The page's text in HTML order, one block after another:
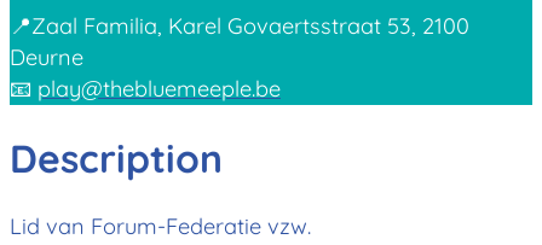
📍Zaal Familia, Karel Govaertsstraat 53, 2100
Deurne
📧 play@thebluemeeple.be
Description
Lid van Forum-Federatie vzw.